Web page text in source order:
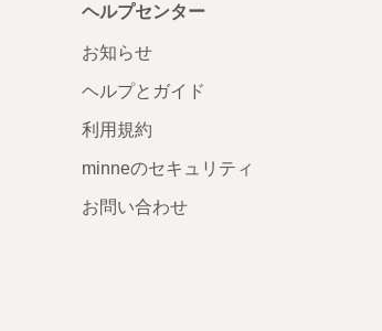
ヘルプセンター
お知らせ
ヘルプとガイド
利用規約
minneのセキュリティ
お問い合わせ